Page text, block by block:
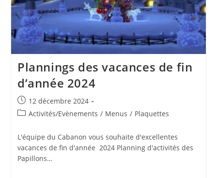
Plannings des vacances de fin
d’année 2024
Publication
publiée :
12 décembre 2024
PostActivités/Evènements / Menus / Plaquettes
L'équipe du Cabanon vous souhaite d'excellentes
vacances de fin d'année 2024 Planning d'activités des
Papillons…